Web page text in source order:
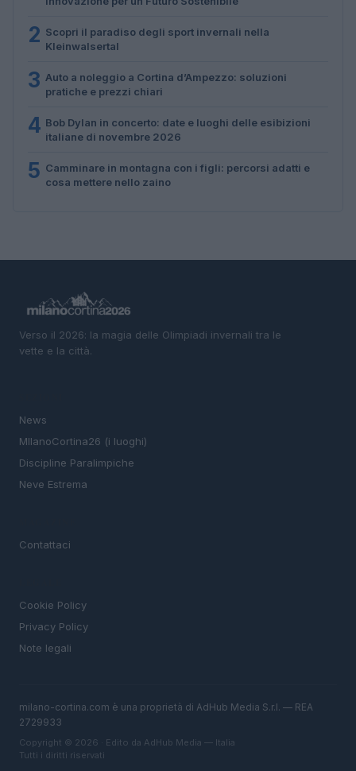
2 Scopri il paradiso degli sport invernali nella
Kleinwalsertal
3 Auto a noleggio a Cortina d’Ampezzo: soluzioni
pratiche e prezzi chiari
4 Bob Dylan in concerto: date e luoghi delle esibizioni
italiane di novembre 2026
5 Camminare in montagna con i figli: percorsi adatti e
cosa mettere nello zaino
Verso il 2026: la magia delle Olimpiadi invernali tra le
vette e la città.
News
MIlanoCortina26 (i luoghi)
Discipline Paralimpiche
Neve Estrema
Contattaci
Cookie Policy
Privacy Policy
Note legali
milano-cortina.com è una proprietà di AdHub Media S.r.l. — REA
2729933
Copyright © 2026 · Edito da AdHub Media — Italia
Tutti i diritti riservati